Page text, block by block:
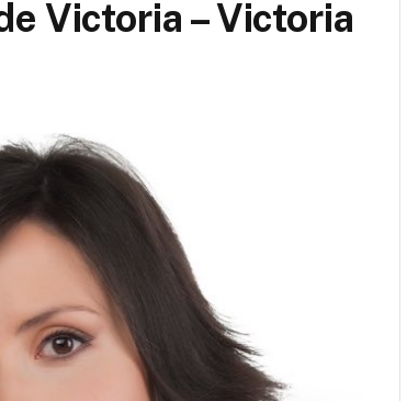
Victoria – Victoria
Si alguien buscara utilidad, nada es
útil que la música, que penetrando
suavidad en los corazones a través
mensaje de los oídos, parece servir
provecho, no sólo al alma sino
al cuerpo.